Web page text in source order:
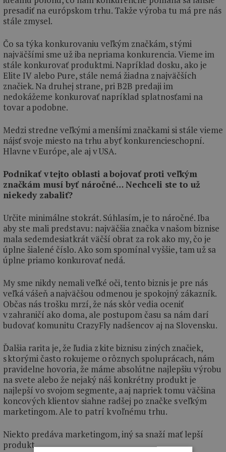
presadiť na európskom trhu. Takže výroba tu má pre nás
stále zmysel.
Čo sa týka konkurovaniu veľkým značkám, s tými
najväčšími sme už iba nepriama konkurencia. Vieme im
stále konkurovať produktmi. Napríklad dosku, ako je
Elite IV alebo Pure, stále nemá žiadna z najväčších
značiek. Na druhej strane, pri B2B predaji im
nedokážeme konkurovať napríklad splatnosťami na
tovar a podobne.
Medzi stredne veľkými a menšími značkami si stále vieme
nájsť svoje miesto na trhu a byť konkurencieschopní.
Hlavne v Európe, ale aj v USA.
Podnikať v tejto oblasti a bojovať proti veľkým
značkám musí byť náročné… Nechceli ste to už
niekedy zabaliť?
Určite minimálne stokrát. Súhlasím, je to náročné. Iba
aby ste mali predstavu: najväčšia značka v našom biznise
mala sedemdesiatkrát väčší obrat za rok ako my, čo je
úplne šialené číslo. Ako som spomínal vyššie, tam už sa
úplne priamo konkurovať nedá.
My sme nikdy nemali veľké oči, tento biznis je pre nás
veľká vášeň a najväčšou odmenou je spokojný zákazník.
Občas nás trošku mrzí, že nás skôr vedia oceniť
v zahraničí ako doma, ale postupom času sa nám darí
budovať komunitu CrazyFly nadšencov aj na Slovensku.
Ďalšia rarita je, že ľudia z kite biznisu z iných značiek,
s ktorými často rokujeme o rôznych spoluprácach, nám
pravidelne hovoria, že máme absolútne najlepšiu výrobu
na svete alebo že nejaký náš konkrétny produkt je
najlepší vo svojom segmente, a aj napriek tomu väčšina
koncových klientov siahne radšej po značke s veľkým
marketingom. Ale to patrí k voľnému trhu.
Niekto predáva marketingom, iný sa snaží mať lepší
produkt.